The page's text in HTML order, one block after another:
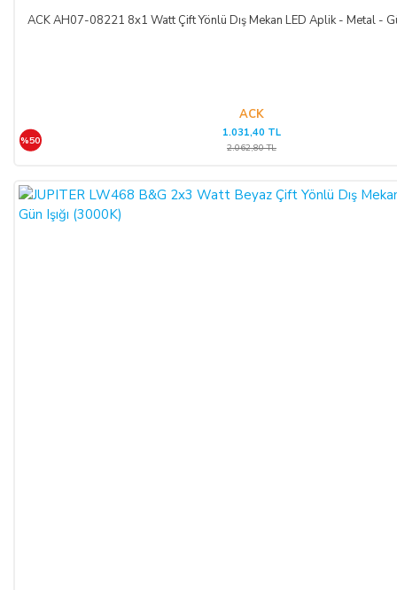
ACK AH07-08221 8x1 Watt Çift Yönlü Dış Mekan LED Aplik - Metal -
ACK
%50
1.031,40 TL
2.062,80 TL